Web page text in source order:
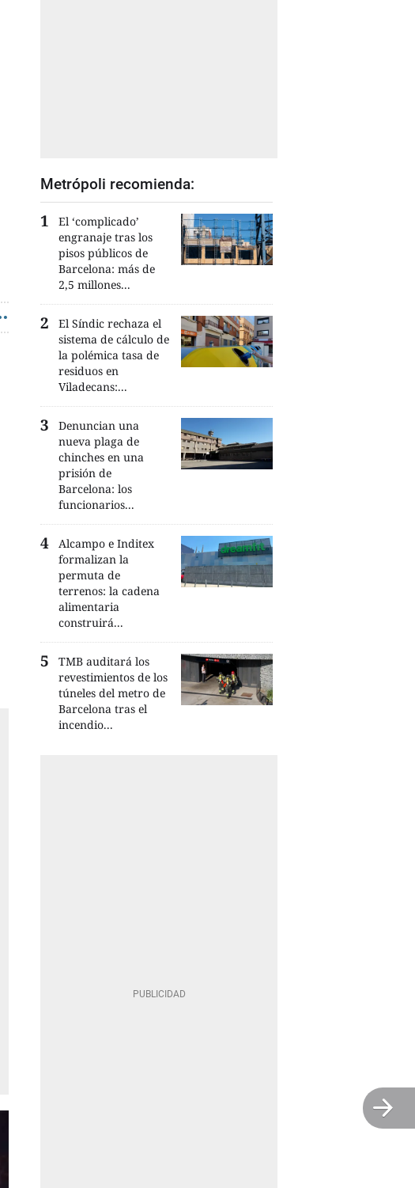
Metrópoli recomienda:
El ‘complicado’
engranaje tras los
pisos públicos de
Barcelona: más de
2,5 millones...
El Síndic rechaza el
sistema de cálculo de
la polémica tasa de
residuos en
Viladecans:...
Denuncian una
nueva plaga de
chinches en una
prisión de
Barcelona: los
funcionarios...
Alcampo e Inditex
formalizan la
permuta de
terrenos: la cadena
alimentaria
construirá...
TMB auditará los
revestimientos de los
túneles del metro de
Barcelona tras el
incendio...